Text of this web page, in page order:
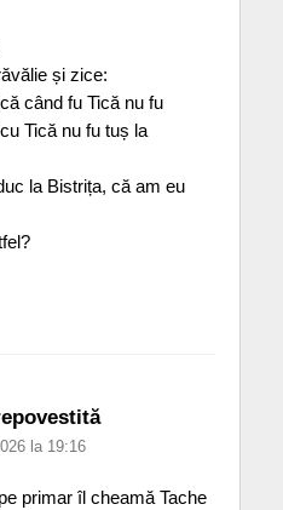
și zice:
când fu Tică nu fu
Tică nu fu tuș la
la Bistrița, că am eu
la 19:16
primar îl cheamă Tache